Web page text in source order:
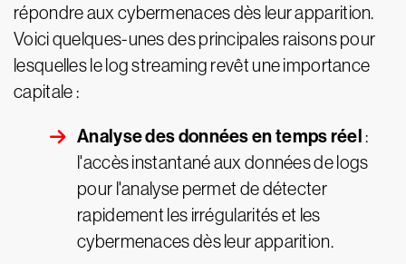
répondre aux cybermenaces dès leur apparition.
Voici quelques-unes des principales raisons pour
lesquelles le log streaming revêt une importance
capitale :
Analyse des données en temps réel :
l'accès instantané aux données de logs
pour l'analyse permet de détecter
rapidement les irrégularités et les
cybermenaces dès leur apparition.